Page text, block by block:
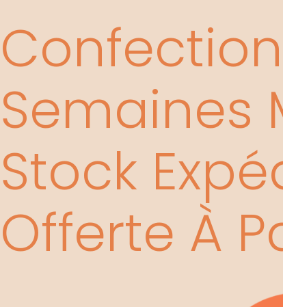
contenu
Semaines
Stock
Offerte À